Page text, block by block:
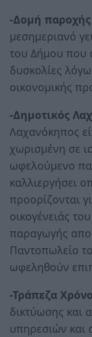
-Δομή παροχής
μεσημεριανό
του Δήμου που
δυσκολίες
οικονομικής
-Δημοτικός
Λαχανόκηπος
χωρισμένη σε
ωφελούμενο
καλλιεργήσει
προορίζονται
οικογένειάς
παραγωγής
Παντοπωλείο
ωφεληθούν
-Τράπεζα
δικτύωσης και
υπηρεσιών και